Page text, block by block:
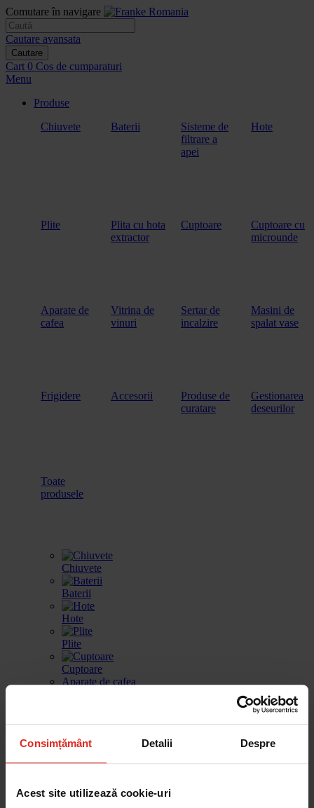
Consimțământ Detalii Despre
Acest site utilizează cookie-uri
Comutare în navigare
Cautare avansata
Cautare
Cart 0 Cos de cumparaturi
Menu
Produse
Chiuvete
Baterii
Sisteme de
filtrare a
apei
Hote
Plite
Plita cu hota
extractor
Cuptoare
Cuptoare cu
microunde
Aparate de
cafea
Vitrina de
vinuri
Sertar de
incalzire
Masini de
spalat vase
Frigidere Accesorii
Produse de
curatare
Gestionarea
deseurilor
Toate
produsele
Chiuvete
Baterii
Hote
Plite
Cuptoare
Aparate de cafea